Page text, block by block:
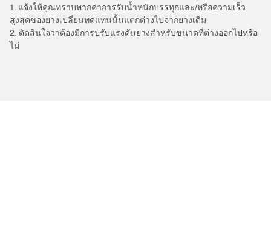
1. แจ้งให้คุณทราบหากค่าการรับน้ำหนักบรรทุกและ/หรือความเร็ว
สูงสุดของยางเปลี่ยนทดแทนนั้นแตกต่างไปจากยางเดิม
2. ตัดสินใจว่าต้องมีการปรับแรงดันยางสำหรับขนาดที่ต่างออกไปหรือ
ไม่